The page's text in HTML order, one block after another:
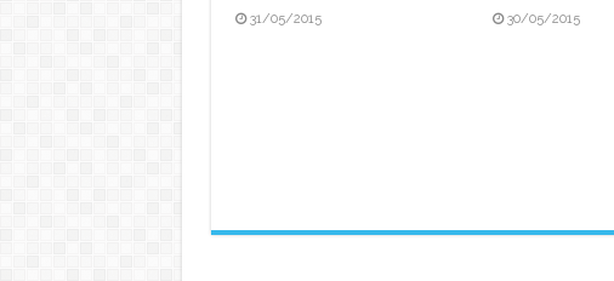
31/05/2015 30/05/2015